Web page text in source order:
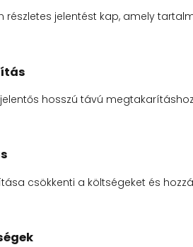
részletes jelentést kap, amely
hosszú távú
csökkenti a költségeket és